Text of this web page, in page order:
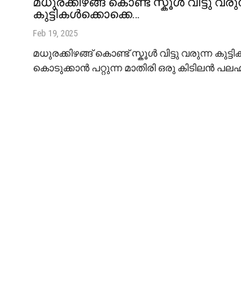
കുട്ടികൾക്കൊക്കെ…
Feb 19, 2025
മധുരക്കിഴങ്ങ് കൊണ്ട് സ്കൂൾ വിട്ടു വരുന്ന
കൊടുക്കാൻ പറ്റുന്ന മാതിരി ഒരു കിടിലൻ